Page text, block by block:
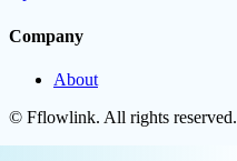
Company
About
© Fflowlink. All rights reserved.